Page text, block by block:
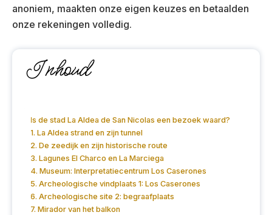
anoniem, maakten onze eigen keuzes en betaalden
onze rekeningen volledig.
Inhoud
Is de stad La Aldea de San Nicolas een bezoek waard?
1. La Aldea strand en zijn tunnel
2. De zeedijk en zijn historische route
3. Lagunes El Charco en La Marciega
4. Museum: Interpretatiecentrum Los Caserones
5. Archeologische vindplaats 1: Los Caserones
6. Archeologische site 2: begraafplaats
7. Mirador van het balkon